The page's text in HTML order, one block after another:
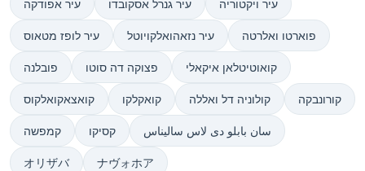
עיר אפודקה עיר גנרל אסקובדו עיר ויקטוריה
עיר לופז מטאוס עיר נזאהואלקויוטל פוארטו ואלרטה
פובלנה פצוקה דה סוטו קואוטיטלאן איקאלי
קואצאקואלקוס קואקלקו קולוניה דל ואללה קורונבקה
קמפשה קסיקו سان بابلو دی لاس سالیناس
オリザバ ナヴォホア